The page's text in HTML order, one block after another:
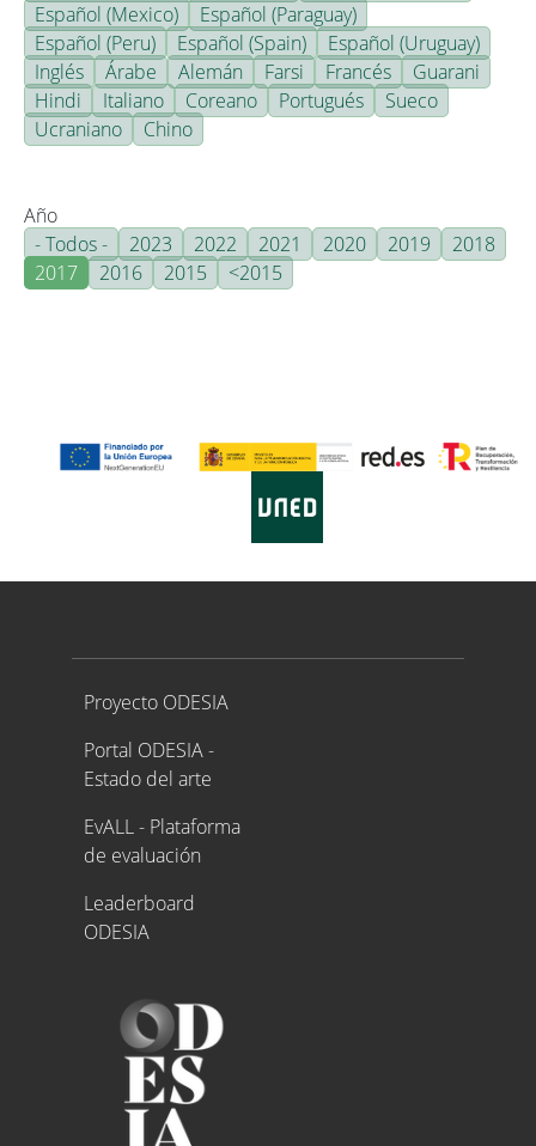
Español (Mexico)
Español (Paraguay)
Español (Peru)
Español (Spain)
Español (Uruguay)
Inglés
Árabe Alemán Farsi Francés
Guarani
Hindi
Italiano Coreano Portugués
Sueco
Ucraniano
Chino
Año
- Todos -
2023 2022 2021 2020 2019
2018
2017
2016 2015 <2015
Proyecto ODESIA
Proyecto ODESIA
Portal ODESIA -
Estado del arte
EvALL - Plataforma
de evaluación
Leaderboard
ODESIA